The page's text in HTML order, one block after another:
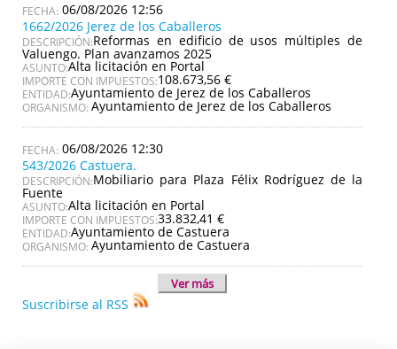
06/08/2026 12:56
1662/2026 Jerez de los Caballeros
DESCRIPCIÓN:Reformas en edificio de usos múltiples de
Valuengo. Plan avanzamos 2025
ASUNTO:Alta licitación en Portal
IMPORTE CON IMPUESTOS:108.673,56 €
ENTIDAD:Ayuntamiento de Jerez de los Caballeros
ORGANISMO: Ayuntamiento de Jerez de los Caballeros
06/08/2026 12:30
543/2026 Castuera.
DESCRIPCIÓN:Mobiliario para Plaza Félix Rodríguez de la
Fuente
ASUNTO:Alta licitación en Portal
IMPORTE CON IMPUESTOS:33.832,41 €
ENTIDAD:Ayuntamiento de Castuera
ORGANISMO: Ayuntamiento de Castuera
Ver más
Suscribirse al RSS